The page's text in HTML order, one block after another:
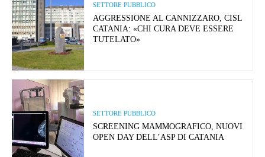
SETTORE PUBBLICO
AGGRESSIONE AL CANNIZZARO, CISL
CATANIA: «CHI CURA DEVE ESSERE
TUTELATO»
SETTORE PUBBLICO
SCREENING MAMMOGRAFICO, NUOVI
OPEN DAY DELL’ASP DI CATANIA